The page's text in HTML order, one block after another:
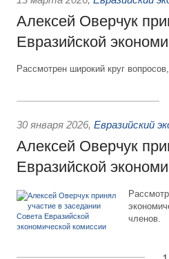
Алексей Оверчук
Евразийской
Рассмотрен широкий круг
30 января 2026, Евразийский
Алексей Оверчук
Евразийской
членов.